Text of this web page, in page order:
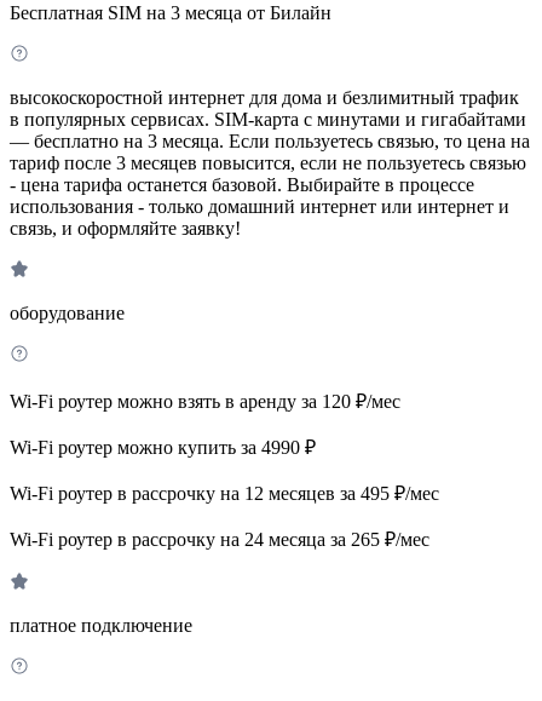
Бесплатная SIM на 3 месяца от Билайн
высокоскоростной интернет для дома и безлимитный трафик
в популярных сервисах. SIM-карта с минутами и гигабайтами
— бесплатно на 3 месяца. Если пользуетесь связью, то цена на
тариф после 3 месяцев повысится, если не пользуетесь связью
- цена тарифа останется базовой. Выбирайте в процессе
использования - только домашний интернет или интернет и
связь, и оформляйте заявку!
оборудование
Wi-Fi роутер можно взять в аренду за 120 ₽/мес
Wi-Fi роутер можно купить за 4990 ₽
Wi-Fi роутер в рассрочку на 12 месяцев за 495 ₽/мес
Wi-Fi роутер в рассрочку на 24 месяца за 265 ₽/мес
платное подключение